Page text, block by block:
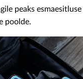
peaks
poolde.